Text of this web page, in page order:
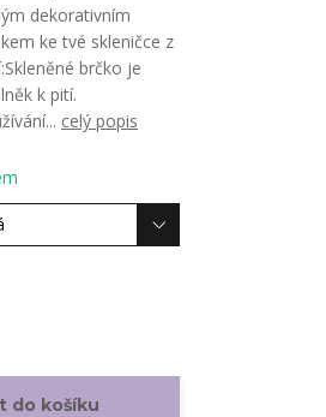
dekorativním
ke tvé skleničce z
brčko je
k pití.
celý popis
do košíku